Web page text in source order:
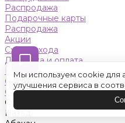
Распродажа
Подарочные карты
Распродажа
Акции
Схемы ухода
Доставка и оплата
Контакты
Обучение
Салон красоты
Оренбург
Назад
Мы используем cookie для
улучшения сервиса в